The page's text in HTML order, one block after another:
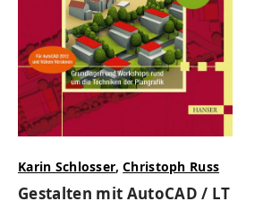
Karin Schlosser,Christoph Russ
Gestalten mit AutoCAD / LT